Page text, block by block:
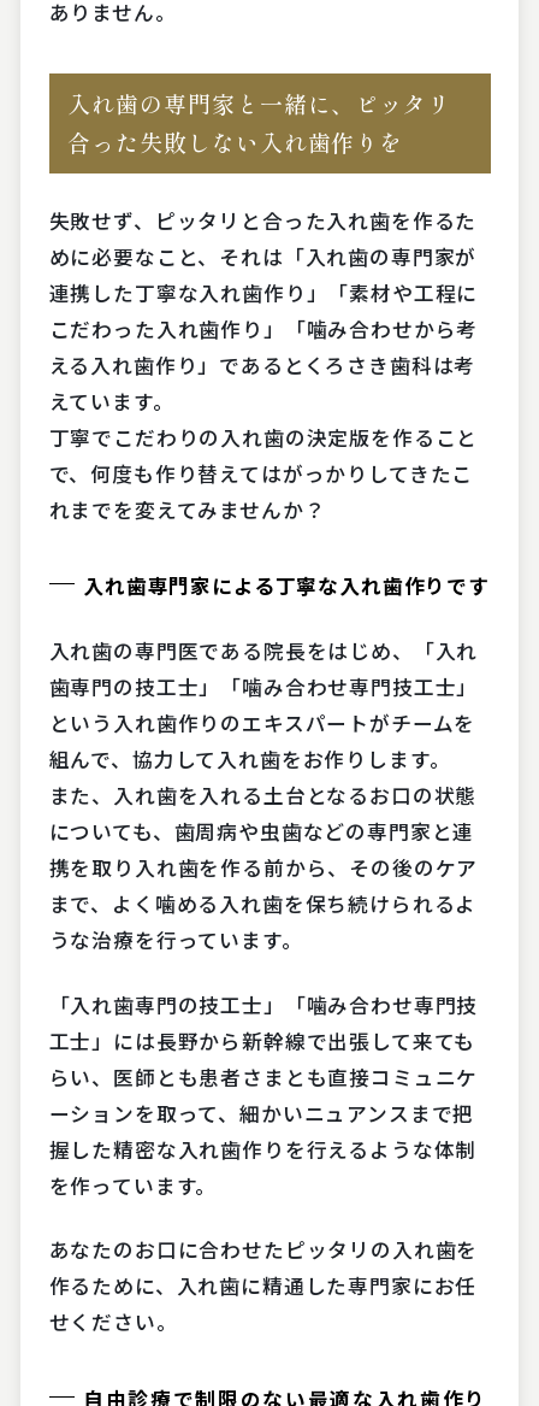
ありません。
入れ歯の専門家と一緒に、ピッタリ
合った失敗しない入れ歯作りを
失敗せず、ピッタリと合った入れ歯を作るた
めに必要なこと、それは「入れ歯の専門家が
連携した丁寧な入れ歯作り」「素材や工程に
こだわった入れ歯作り」「噛み合わせから考
える入れ歯作り」であるとくろさき歯科は考
えています。
丁寧でこだわりの入れ歯の決定版を作ること
で、何度も作り替えてはがっかりしてきたこ
れまでを変えてみませんか？
入れ歯専門家による丁寧な入れ歯作りです
入れ歯の専門医である院長をはじめ、「入れ
歯専門の技工士」「噛み合わせ専門技工士」
という入れ歯作りのエキスパートがチームを
組んで、協力して入れ歯をお作りします。
また、入れ歯を入れる土台となるお口の状態
についても、歯周病や虫歯などの専門家と連
携を取り入れ歯を作る前から、その後のケア
まで、よく噛める入れ歯を保ち続けられるよ
うな治療を行っています。
「入れ歯専門の技工士」「噛み合わせ専門技
工士」には長野から新幹線で出張して来ても
らい、医師とも患者さまとも直接コミュニケ
ーションを取って、細かいニュアンスまで把
握した精密な入れ歯作りを行えるような体制
を作っています。
あなたのお口に合わせたピッタリの入れ歯を
作るために、入れ歯に精通した専門家にお任
せください。
自由診療で制限のない最適な入れ歯作り